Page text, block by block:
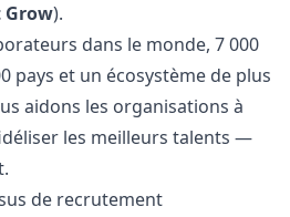
Grow).
dans le monde, 7 000
pays et un écosystème de plus
aidons les organisations à
les meilleurs talents —
de recrutement